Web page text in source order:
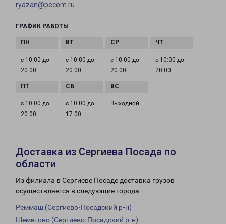
ryazan@pecom.ru
ГРАФИК РАБОТЫ
с 10:00 до
20:00
с 10:00 до
20:00
с 10:00 до
20:00
с 10:00 до
20:00
с 10:00 до
20:00
с 10:00 до
17:00
Выходной
Доставка из Сергиева Посада по
области
Из филиала в Сергиеве Посаде доставка грузов
осуществляется в следующие города:
Реммаш (Сергиево-Посадский р-н)
Шеметово (Сергиево-Посадский р-н)